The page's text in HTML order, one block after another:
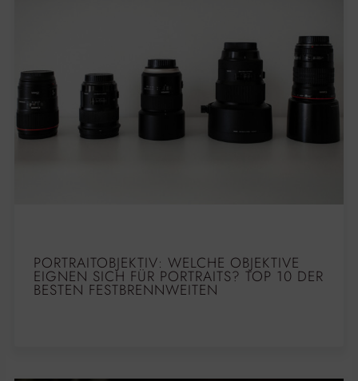
PORTRAITOBJEKTIV: WELCHE OBJEKTIVE
EIGNEN SICH FÜR PORTRAITS? TOP 10 DER
BESTEN FESTBRENNWEITEN